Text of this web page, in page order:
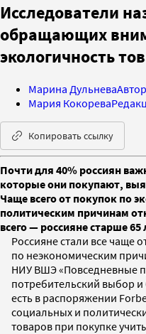
Исследователи
обращающих
экологичность
Марина ДульневаАвтор
Мария Кокорева
Копировать ссылку
Почти для 40% россиян
которые они покупают,
Чаще всего от покупок по
политическим причинам
всего — россияне старше 65
Россияне стали все чаще
по неэкономическим
НИУ ВШЭ «Повседневные
потребительский выбор
есть в распоряжении
социальных и
товаров при покупке